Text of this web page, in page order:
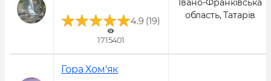
4.9 (19)
1715401
Івано-Франківська
область, Татарів
Гора Хом'як